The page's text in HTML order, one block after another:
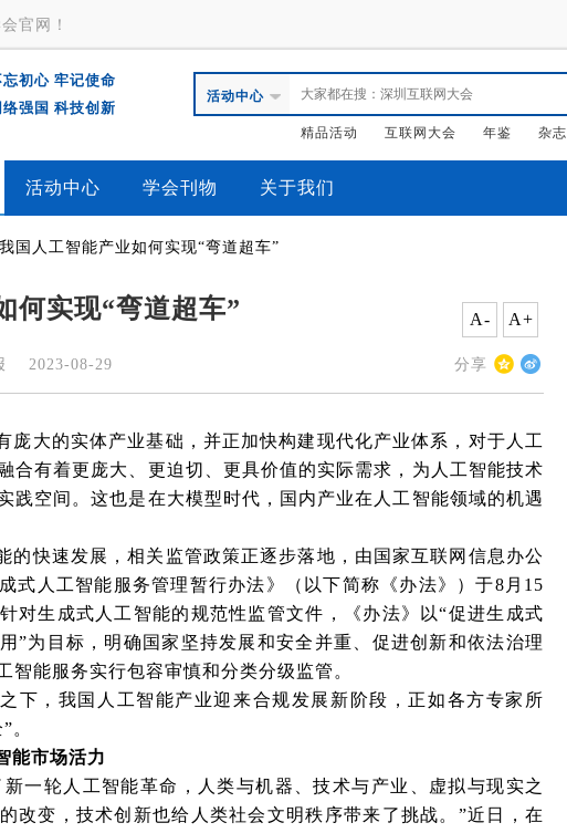
官网！
深
忘初心 牢记使命
络强国 科技创新
活动中心
精品活动 互联网大会 年鉴 杂志
活动中心 学会刊物 关于我们
国人工智能产业如何实现“弯道超车”
何实现“弯道超车” A- A+
2023-08-29 分享
庞大的实体产业基础，并正加快构建现代化产业体系，对于人工
合有着更庞大、更迫切、更具价值的实际需求，为人工智能技术
践空间。这也是在大模型时代，国内产业在人工智能领域的机遇
的快速发展，相关监管政策正逐步落地，由国家互联网信息办公
式人工智能服务管理暂行办法》（以下简称《办法》）于8月15
对生成式人工智能的规范性监管文件，《办法》以“促进生成式
”为目标，明确国家坚持发展和安全并重、促进创新和依法治理
智能服务实行包容审慎和分类分级监管。
下，我国人工智能产业迎来合规发展新阶段，正如各方专家所
。
能市场活力
新一轮人工智能革命，人类与机器、技术与产业、虚拟与现实之
改变，技术创新也给人类社会文明秩序带来了挑战。”近日，在